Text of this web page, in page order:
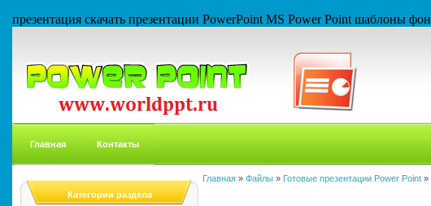
презентация скачать презентации PowerPoint MS Power Point шаблоны
Главная Контакты
Категории раздела
Главная » Файлы » Готовые презентации Power Point »